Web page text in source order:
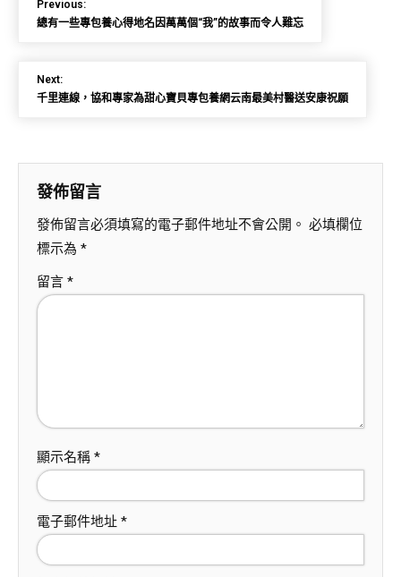
Previous:
總有一些專包養心得地名因萬萬個“我”的故事而令人難忘
Next:
千里連線，協和專家為甜心寶貝專包養網云南最美村醫送安康祝願
發佈留言
發佈留言必須填寫的電子郵件地址不會公開。 必填欄位
標示為 *
留言 *
顯示名稱 *
電子郵件地址 *